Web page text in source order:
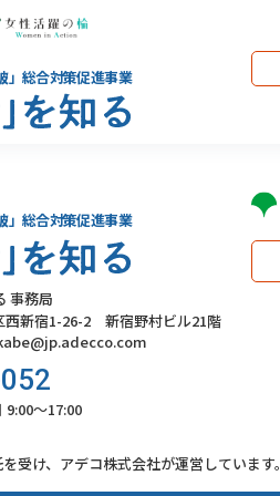
」総合対策促進事業
」総合対策促進事業
事務局
新宿1-26-2 新宿野村ビル21階
9:00～17:00
受け、アデコ株式会社が運営しています。